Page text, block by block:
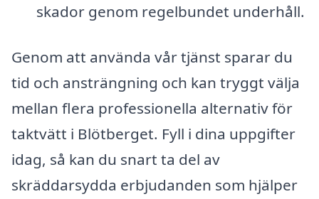
skador genom regelbundet underhåll.
Genom att använda vår tjänst sparar du
tid och ansträngning och kan tryggt välja
mellan flera professionella alternativ för
taktvätt i Blötberget. Fyll i dina uppgifter
idag, så kan du snart ta del av
skräddarsydda erbjudanden som hjälper